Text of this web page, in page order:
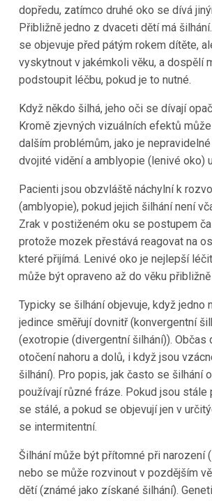
dopředu, zatímco druhé oko se dívá
Přibližně jedno z dvaceti dětí má
se objevuje před pátým rokem dítěte,
vyskytnout v jakémkoli věku, a dospělí
podstoupit léčbu, pokud je to nutné.
Když někdo šilhá, jeho oči se dívají
Kromě zjevných vizuálních efektů
dalším problémům, jako je
dvojité vidění a amblyopie (lenivé oko)
Pacienti jsou obzvláště náchylní k
(amblyopie), pokud jejich šilhání není
Zrak v postiženém oku se postupem
protože mozek přestává reagovat na
které přijímá. Lenivé oko je nejlepší
může být opraveno až do věku
Typicky se šilhání objevuje, když jedno
jedince směřují dovnitř (konvergentní
(exotropie (divergentní šilhání)). Občas
otočení nahoru a dolů, i když jsou
šilhání). Pro popis, jak často se šilhání
používají různé fráze. Pokud jsou stále
se stálé, a pokud se objevují jen v
se intermitentní.
Šilhání může být přítomné při narození
nebo se může rozvinout v pozdějším
dětí (známé jako získané šilhání).